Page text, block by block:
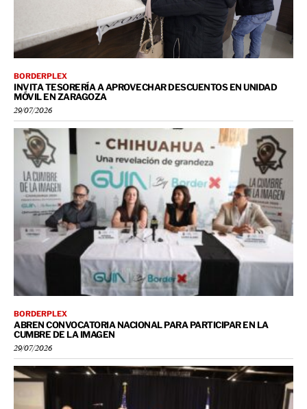
BORDERPLEX
INVITA TESORERÍA A APROVECHAR DESCUENTOS EN UNIDAD
MÓVIL EN ZARAGOZA
29/07/2026
BORDERPLEX
ABREN CONVOCATORIA NACIONAL PARA PARTICIPAR EN LA
CUMBRE DE LA IMAGEN
29/07/2026